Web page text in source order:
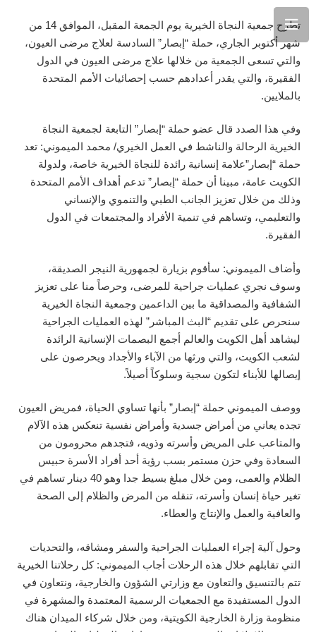
تطرح جمعية النجاة الخيرية يوم الجمعة المقبل، الموافق 14 من
شهر أكتوبر الجاري، حملة “إبصار” السادسة لعلاج مرضى العيون،
والتي تسعى الجمعية من خلالها علاج مرضى العيون في الدول
الفقيرة، والتي يقدر أعدادهم حسب إحصائيات الأمم المتحدة
بالملايين.
وفي هذا الصدد قال عضو حملة “إبصار” التابعة لجمعية النجاة
الخيرية الرحالة والناشط في العمل الخيري/ محمد الميموني: تعد
حملة “إبصار”علامة إنسانية رائدة للنجاة الخيرية خاصة، ولدولة
الكويت عامة، مبينا أن حملة “إبصار” تدعم أهداف الأمم المتحدة
وذلك من خلال تعزيز الجانب الطبي والتنموي والإنساني
والتعليمي، وتساهم في تنمية الأفراد والمجتمعات في الدول
الفقيرة.
وأضاف الميموني: سأقوم بزيارة لجمهورية النيجر الصديقة،
وسوف نجري عمليات جراحية للمرضى، وحرصاً منا على تعزيز
الشفافية والمصداقية ما بين الداعمين وجمعية النجاة الخيرية
سنحرص على تقديم “البث المباشر” لهذه العمليات الجراحية
ليشاهد أهل الكويت والعالم أجمع البصمات الإنسانية الرائدة
لشعب الكويت، والتي ورثها من الآباء والأجداد ويحرصون على
إيصالها للأبناء لتكون سجية وسلوكاً أصيلاً.
ووصف الميموني حملة “إبصار” بأنها تساوي الحياة، فمريض العيون
تجده يعاني من أمراض جسدية وأمراض نفسية تنعكس هذه الآلام
والمتاعب على المريض وأسرته وذويه، فتجدهم محرومون من
السعادة وفي حزن مستمر بسب رؤية أحد أفراد الأسرة حبيس
الظلام والعمى، ومن خلال مبلغ بسيط جدا وهو 40 دينار تساهم في
تغير حياة إنسان وأسرته، تنقله من المرض والظلام إلى الصحة
والعافية والعمل والإنتاج والعطاء.
وحول آلية إجراء العمليات الجراحية والسفر ومشاقه، والتحديات
التي تقابلهم خلال هذه الرحلات أجاب الميموني: كل رحلاتنا الخيرية
تتم بالتنسيق والتعاون مع وزارتي الشؤون والخارجية، ونتعاون في
الدول المستفيدة مع الجمعيات الرسمية المعتمدة والمشهرة في
منظومة وزارة الخارجية الكويتية، ومن خلال شركاء الميدان هناك